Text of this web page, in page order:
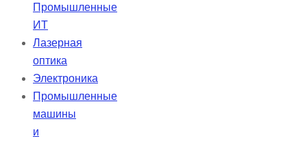
Промышленные
ИТ
Лазерная
оптика
Электроника
Промышленные
машины
и